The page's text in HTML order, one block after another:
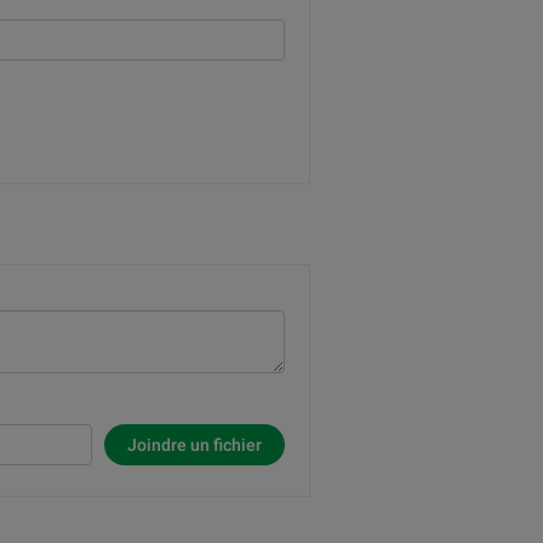
Joindre un fichier